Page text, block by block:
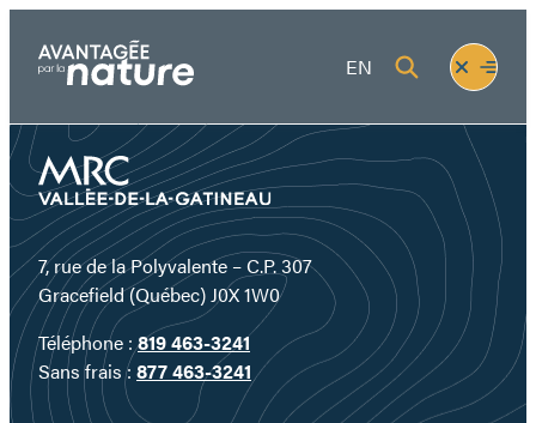
contenu
EN
Fermer
le
menu
Ouvrir
le
7, rue de la Polyvalente – C.P. 307
Gracefield (Québec) J0X 1W0
Téléphone :819 463-3241
Sans frais : 877 463-3241